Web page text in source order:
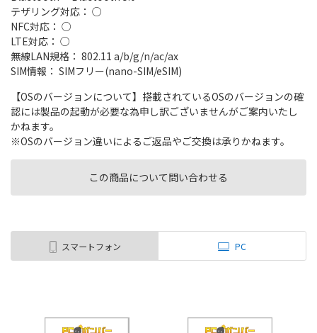
この商品について問い合わせる
テザリング対応： ○
NFC対応： ○
LTE対応： ○
無線LAN規格： 802.11 a/b/g/n/ac/ax
SIM情報： SIMフリー(nano-SIM/eSIM)
【OSのバージョンについて】搭載されているOSのバージョンの確
認には製品の起動が必要な為申し訳ございませんがご案内いたし
かねます。
※OSのバージョン違いによるご返品やご交換は承りかねます。
スマートフォン PC